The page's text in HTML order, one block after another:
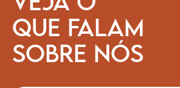
QUE FALAM
SOBRE NÓS